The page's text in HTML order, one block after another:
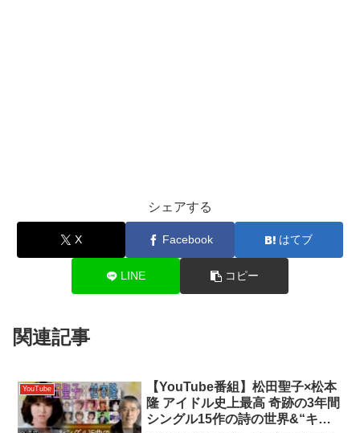
シェアする
X Facebook はてブ
LINE コピー
関連記事
YouTube
【YouTube番組】松田聖子×松本
隆 アイドル史上最高 奇跡の3年間
シングル15作の詩の世界&“キラ